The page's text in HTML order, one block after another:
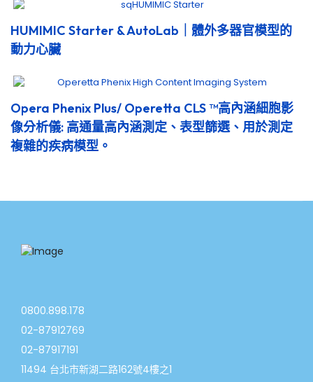
HUMIMIC Starter & AutoLab｜體外多器官模型的
動力心臟
Opera Phenix Plus/ Operetta CLS ™高內涵細胞影
像分析儀: 高通量高內涵測定、表型篩選、用於測定
複雜的疾病模型。
0800.898.178
02-87912769
02-87917191
11494 台北市新湖二路162號4樓之1